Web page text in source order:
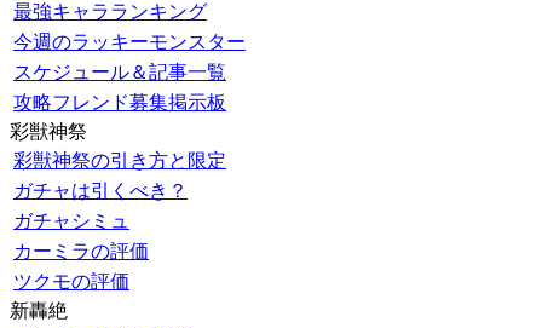
最強キャラランキング
今週のラッキーモンスター
スケジュール＆記事一覧
攻略フレンド募集掲示板
彩獣神祭
彩獣神祭の引き方と限定
ガチャは引くべき？
ガチャシミュ
カーミラの評価
ツクモの評価
新轟絶